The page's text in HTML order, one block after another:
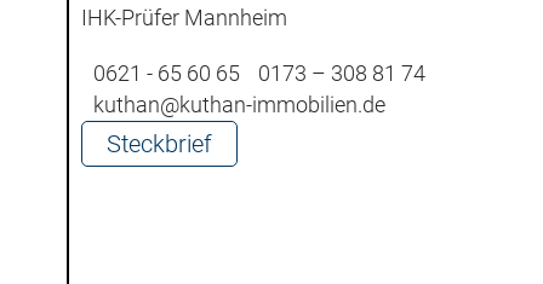
IHK-Prüfer Mannheim
0621 - 65 60 65
0173 – 308 81 74
kuthan@kuthan-immobilien.de
Steckbrief